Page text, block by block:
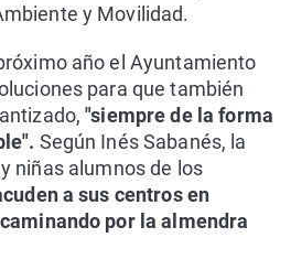
y Movilidad.
año el Ayuntamiento
para que también
"siempre de la forma
Según Inés Sabanés, la
niñas alumnos de los
a sus centros en
por la almendra